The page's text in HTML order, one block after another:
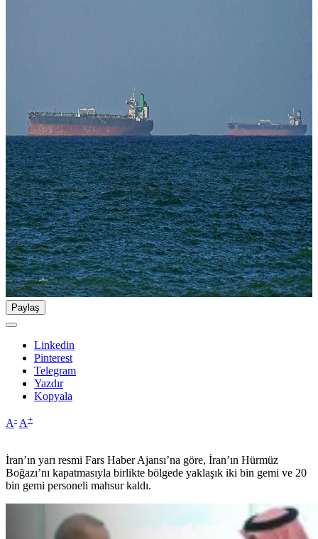
Paylaş
Linkedin
Pinterest
Telegram
Yazdır
Kopyala
A- A+
İran’ın yarı resmi Fars Haber Ajansı’na göre, İran’ın Hürmüz
Boğazı’nı kapatmasıyla birlikte bölgede yaklaşık iki bin gemi ve 20
bin gemi personeli mahsur kaldı.